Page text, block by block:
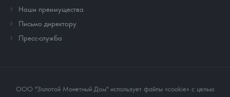
Наши преимущества
Письмо директору
Пресс-служба
ООО "Золотой Монетный Дом" использует файлы «cookie» с целью